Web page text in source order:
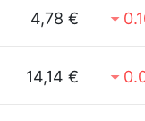
4,78 €
14,14 €